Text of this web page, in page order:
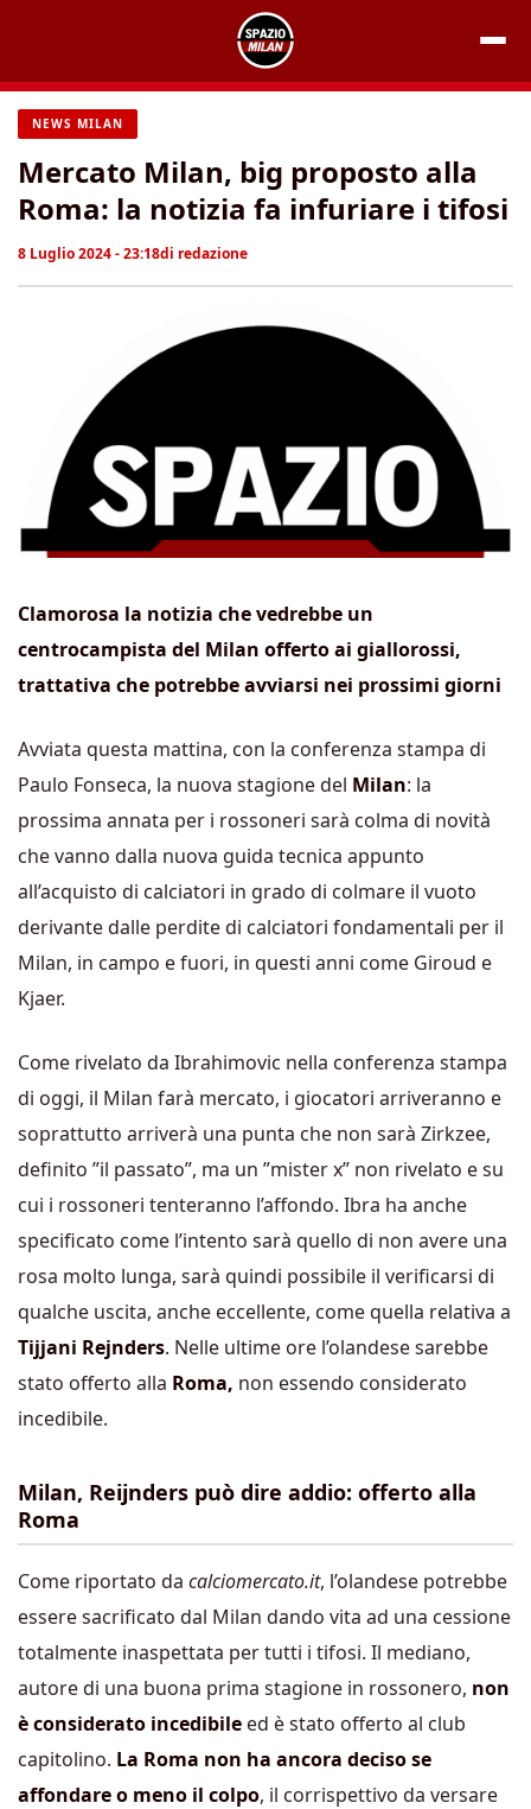
contenuto
NEWS MILAN
Mercato Milan, big proposto alla
Roma: la notizia fa infuriare i tifosi
8 Luglio 2024 - 23:18di redazione
Clamorosa la notizia che vedrebbe un
centrocampista del Milan offerto ai giallorossi,
trattativa che potrebbe avviarsi nei prossimi giorni
Avviata questa mattina, con la conferenza stampa di
Paulo Fonseca, la nuova stagione del Milan: la
prossima annata per i rossoneri sarà colma di novità
che vanno dalla nuova guida tecnica appunto
all’acquisto di calciatori in grado di colmare il vuoto
derivante dalle perdite di calciatori fondamentali per il
Milan, in campo e fuori, in questi anni come Giroud e
Kjaer.
Come rivelato da Ibrahimovic nella conferenza stampa
di oggi, il Milan farà mercato, i giocatori arriveranno e
soprattutto arriverà una punta che non sarà Zirkzee,
definito ”il passato”, ma un ”mister x” non rivelato e su
cui i rossoneri tenteranno l’affondo. Ibra ha anche
specificato come l’intento sarà quello di non avere una
rosa molto lunga, sarà quindi possibile il verificarsi di
qualche uscita, anche eccellente, come quella relativa a
Tijjani Rejnders. Nelle ultime ore l’olandese sarebbe
stato offerto alla Roma, non essendo considerato
incedibile.
Milan, Reijnders può dire addio: offerto alla
Roma
Come riportato da calciomercato.it, l’olandese potrebbe
essere sacrificato dal Milan dando vita ad una cessione
totalmente inaspettata per tutti i tifosi. Il mediano,
autore di una buona prima stagione in rossonero, non
è considerato incedibile ed è stato offerto al club
capitolino. La Roma non ha ancora deciso se
affondare o meno il colpo, il corrispettivo da versare